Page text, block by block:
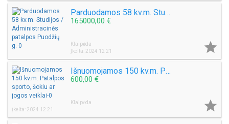
Parduodamos 58 kv.m. Studijos / Administracinės patalpos Puodžių g.
165000,00 €
Klaipėda
Įkelta: 2024 12 21

Išnuomojamos 150 kv.m. Patalpos sporto, šokiu ar jogos veiklai
600,00 €
Klaipėda
Įkelta: 2024 12 21
